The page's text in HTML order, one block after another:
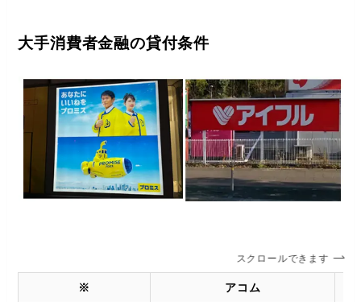
大手消費者金融の貸付条件
スクロールできます
※ アコム